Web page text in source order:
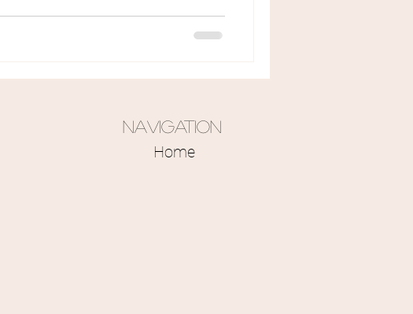
Navigation
Home